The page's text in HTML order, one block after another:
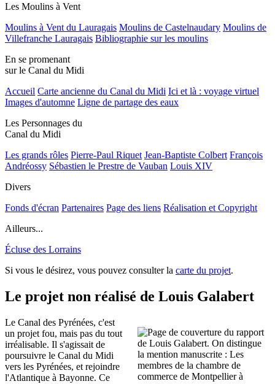
Les Moulins à Vent
Moulins à Vent du Lauragais Moulins de Castelnaudary Moulins de
Villefranche Lauragais Bibliographie sur les moulins
En se promenant
sur le Canal du Midi
Accueil Carte ancienne du Canal du Midi Ici et là : voyage virtuel
Images d'automne Ligne de partage des eaux
Les Personnages du
Canal du Midi
Les grands rôles Pierre-Paul Riquet Jean-Baptiste Colbert François
Andréossy Sébastien le Prestre de Vauban Louis XIV
Divers
Fonds d'écran Partenaires Page des liens Réalisation et Copyright
Ailleurs...
Écluse des Lorrains
Si vous le désirez, vous pouvez consulter la carte du projet.
Le projet non réalisé de Louis Galabert
Le Canal des Pyrénées, c'est
un projet fou, mais pas du tout
irréalisable. Il s'agissait de
poursuivre le Canal du Midi
vers les Pyrénées, et rejoindre
l'Atlantique à Bayonne. Ce